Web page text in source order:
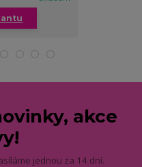
akce
jednou za 14 dní.